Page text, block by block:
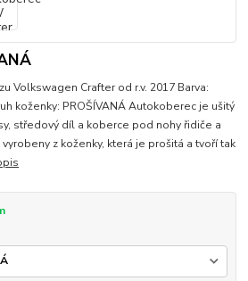
Volkswagen Crafter od r.v. 2017 Barva:
koženky: PROŠÍVANÁ Autokoberec je ušitý
středový díl a koberce pod nohy řidiče a
z koženky, která je prošitá a tvoří tak